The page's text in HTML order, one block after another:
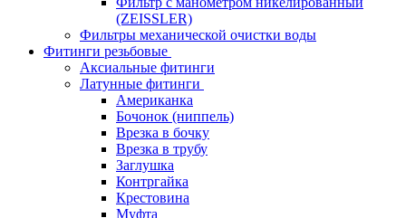
(ZEISSLER)
Фильтры механической очистки воды
Фитинги резьбовые
Аксиальные фитинги
Латунные фитинги
Американка
Бочонок (ниппель)
Врезка в бочку
Врезка в трубу
Заглушка
Контргайка
Крестовина
Муфта